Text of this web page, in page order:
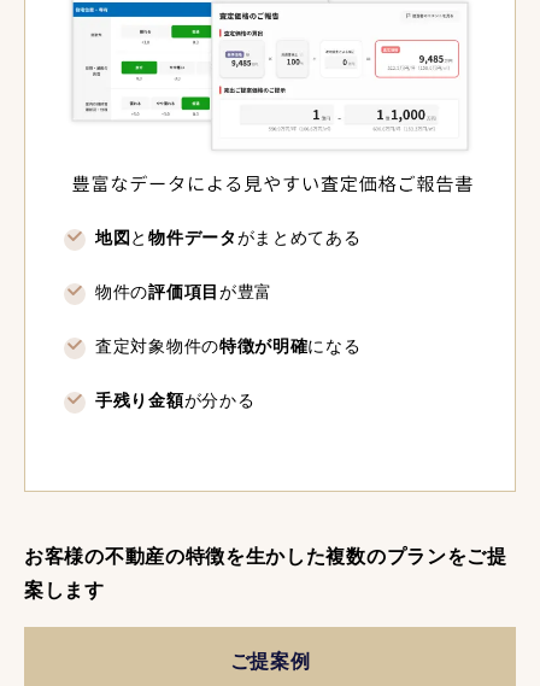
地図 と物件データがまとめてある
物件の評価項目 が豊富
査定対象物件の特徴が明確になる
手残り金額が分かる
お客様の不動産の特徴を生かした複数のプランをご提
案します
ご提案例